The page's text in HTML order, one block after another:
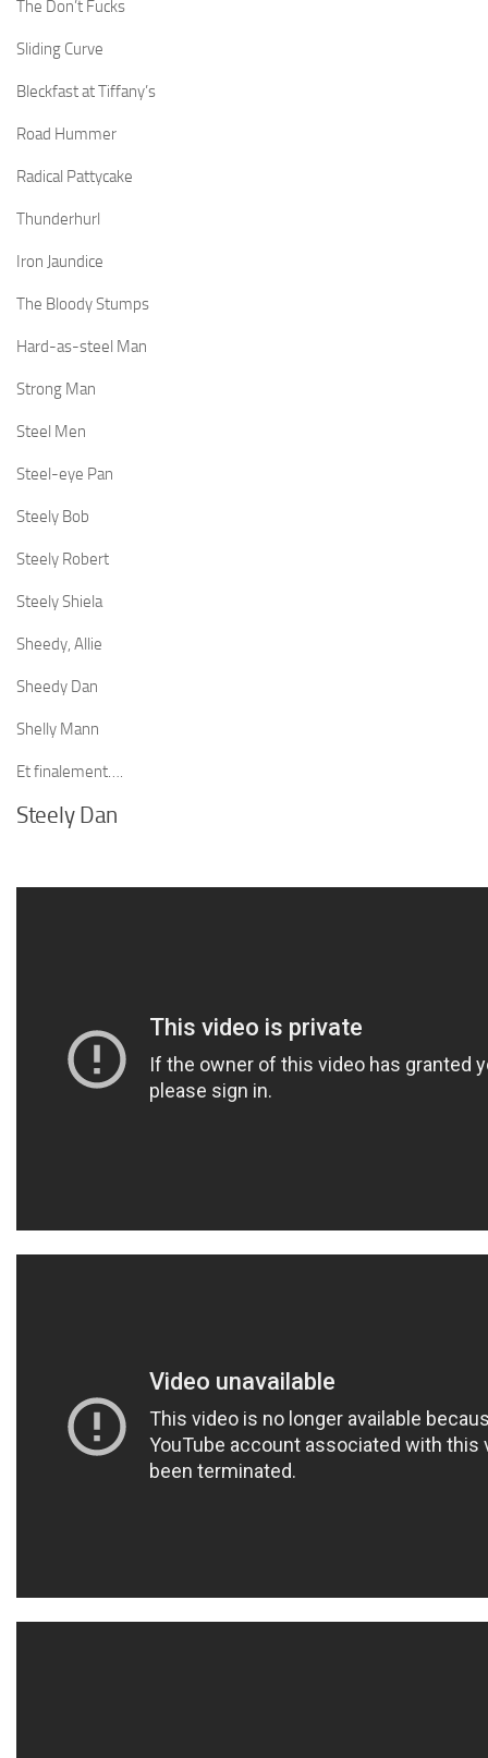
The Don’t Fucks
Sliding Curve
Bleckfast at Tiffany’s
Road Hummer
Radical Pattycake
Thunderhurl
Iron Jaundice
The Bloody Stumps
Hard-as-steel Man
Strong Man
Steel Men
Steel-eye Pan
Steely Bob
Steely Robert
Steely Shiela
Sheedy, Allie
Sheedy Dan
Shelly Mann
Et finalement….
Steely Dan